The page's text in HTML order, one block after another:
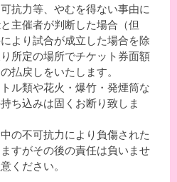
抗力等、やむを得ない事由に
主催者が判断した場合（但
より試合が成立した場合を除
所定の場所でチケット券面額
払戻しをいたします。
ル類や花火・爆竹・発煙筒な
ち込みは固くお断り致しま
の不可抗力により負傷された
すがその後の責任は負いませ
ください。